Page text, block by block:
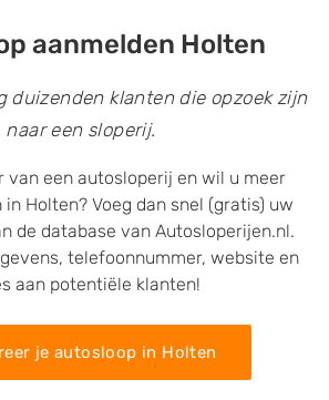
aanmelden Holten
duizenden klanten die opzoek zijn
naar een sloperij.
van een autosloperij en wil u meer
Holten? Voeg dan snel (gratis) uw
de database van Autosloperijen.nl.
telefoonnummer, website en
aan potentiële klanten!
je autosloop in Holten